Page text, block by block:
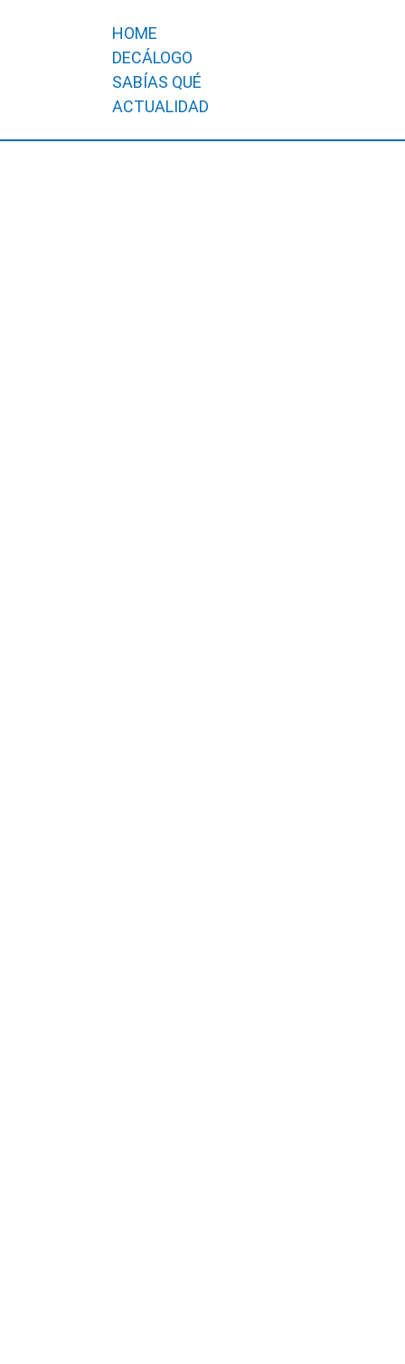
HOME
DECÁLOGO
SABÍAS QUÉ
ACTUALIDAD